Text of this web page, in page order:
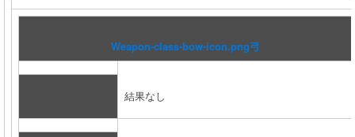
Weapon-class-bow-icon.png弓
結果なし